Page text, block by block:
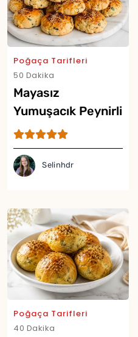
Poğaça Tarifleri
50 Dakika
Mayasız
Yumuşacık Peynirli
Poğaça Tarifi
Selinhdr
Poğaça Tarifleri
40 Dakika